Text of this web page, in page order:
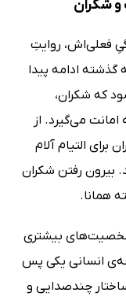
و شکران
فعلی‌اش، روایتِ
ادامه پیدا
که شکران،
می‌گیرد. از
التیام آلام
بیرون رفتن شکران
همانا.
بیشتری
انسانی یکی پس
چندصدایی و